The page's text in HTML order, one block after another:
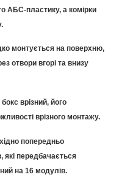
АБС-пластику, а комірки
монтується на поверхню,
отвори вгорі та внизу
врізний, його
врізного монтажу.
попередньо
які передбачається
на 16 модулів.